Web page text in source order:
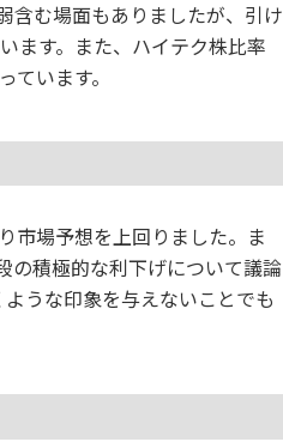
含む場面もありましたが、引け
ます。また、ハイテク株比率
います。
市場予想を上回りました。ま
の積極的な利下げについて議論
うな印象を与えないことでも